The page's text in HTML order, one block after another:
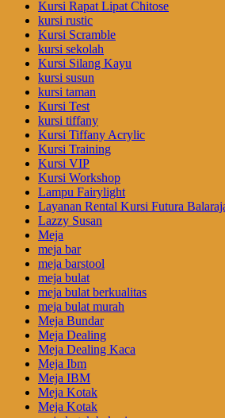
Kursi Rapat Lipat Chitose
kursi rustic
Kursi Scramble
kursi sekolah
Kursi Silang Kayu
kursi susun
kursi taman
Kursi Test
kursi tiffany
Kursi Tiffany Acrylic
Kursi Training
Kursi VIP
Kursi Workshop
Lampu Fairylight
Layanan Rental Kursi Futura
Lazzy Susan
Meja
meja bar
meja barstool
meja bulat
meja bulat berkualitas
meja bulat murah
Meja Bundar
Meja Dealing
Meja Dealing Kaca
Meja Ibm
Meja IBM
Meja Kotak
Meja Kotak